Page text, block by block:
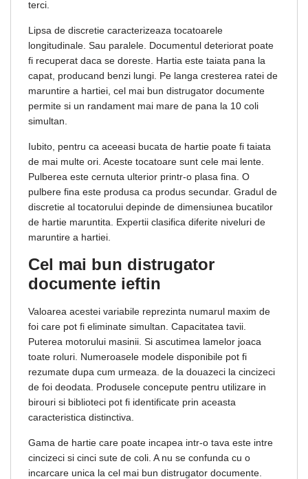
terci.
Lipsa de discretie caracterizeaza tocatoarele
longitudinale. Sau paralele. Documentul deteriorat poate
fi recuperat daca se doreste. Hartia este taiata pana la
capat, producand benzi lungi. Pe langa cresterea ratei de
maruntire a hartiei, cel mai bun distrugator documente
permite si un randament mai mare de pana la 10 coli
simultan.
Iubito, pentru ca aceeasi bucata de hartie poate fi taiata
de mai multe ori. Aceste tocatoare sunt cele mai lente.
Pulberea este cernuta ulterior printr-o plasa fina. O
pulbere fina este produsa ca produs secundar. Gradul de
discretie al tocatorului depinde de dimensiunea bucatilor
de hartie maruntita. Expertii clasifica diferite niveluri de
maruntire a hartiei.
Cel mai bun distrugator
documente ieftin
Valoarea acestei variabile reprezinta numarul maxim de
foi care pot fi eliminate simultan. Capacitatea tavii.
Puterea motorului masinii. Si ascutimea lamelor joaca
toate roluri. Numeroasele modele disponibile pot fi
rezumate dupa cum urmeaza. de la douazeci la cincizeci
de foi deodata. Produsele concepute pentru utilizare in
birouri si biblioteci pot fi identificate prin aceasta
caracteristica distinctiva.
Gama de hartie care poate incapea intr-o tava este intre
cincizeci si cinci sute de coli. A nu se confunda cu o
incarcare unica la cel mai bun distrugator documente.